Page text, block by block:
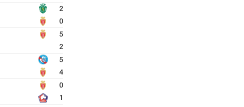
2
0
5
2
5
4
0
1